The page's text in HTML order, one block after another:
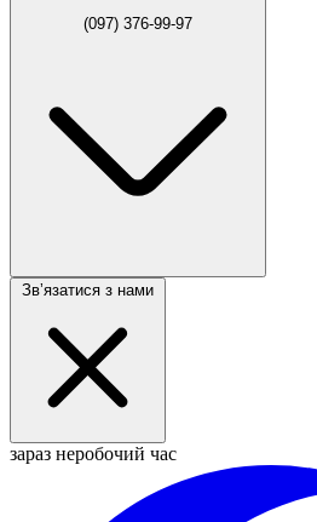
(097) 376-99-97
Звʼязатися з нами
зараз неробочий час